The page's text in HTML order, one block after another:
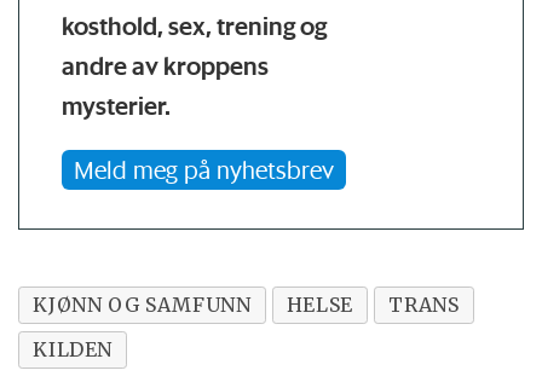
kosthold, sex, trening og
andre av kroppens
mysterier.
Meld meg på nyhetsbrev
KJØNN OG SAMFUNN HELSE
TRANS
KILDEN